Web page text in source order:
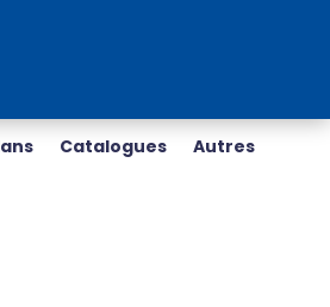
Catalogues Autres